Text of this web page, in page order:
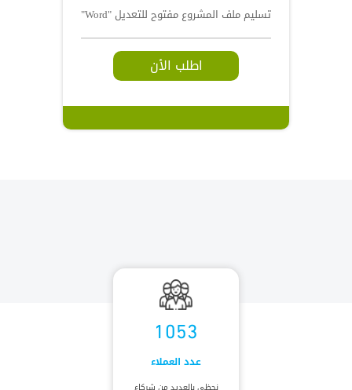
تسليم ملف المشروع مفتوح للتعديل "Word"
اطلب الأن
1053
عدد العملاء